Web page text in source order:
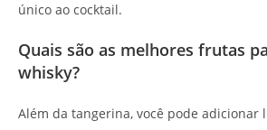
único ao cocktail.
Quais são as melhores frutas
whisky?
Além da tangerina, você pode adicionar